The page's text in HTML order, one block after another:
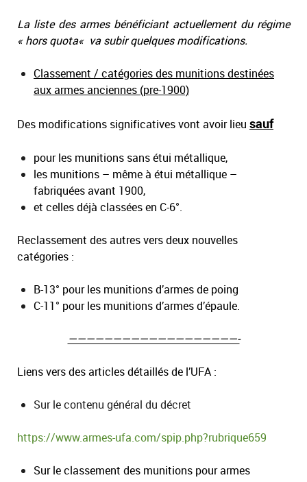
La liste des armes bénéficiant actuellement du régime
«hors quota« va subir quelques modifications.
Classement / catégories des munitions destinées
aux armes anciennes (pre-1900)
Des modifications significatives vont avoir lieu sauf
pour les munitions sans étui métallique,
les munitions – même à étui métallique –
fabriquées avant 1900,
et celles déjà classées en C-6°.
Reclassement des autres vers deux nouvelles
catégories :
B-13° pour les munitions d’armes de poing
C-11° pour les munitions d’armes d’épaule.
———————————————————-
Liens vers des articles détaillés de l’UFA :
Sur le contenu général du décret
https://www.armes-ufa.com/spip.php?rubrique659
Sur le classement des munitions pour armes